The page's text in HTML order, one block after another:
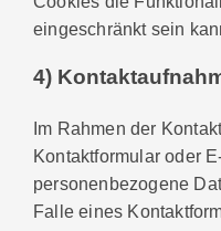
eingeschränkt sein
4)
Im Rahmen der
Kontaktformular oder
personenbezogene
Falle eines